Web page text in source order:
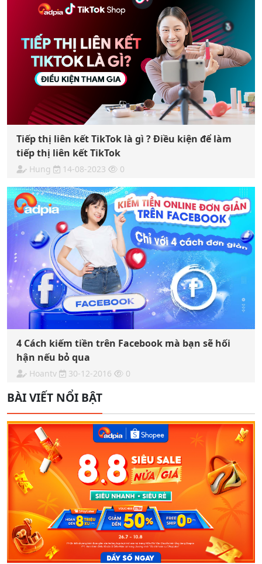
Tiếp thị liên kết TikTok là gì ? Điều kiện để làm
tiếp thị liên kết TikTok
Hung 14-08-2023 0
4 Cách kiếm tiền trên Facebook mà bạn sẽ hối
hận nếu bỏ qua
Hoantv 30-12-2016 0
BÀI VIẾT NỔI BẬT